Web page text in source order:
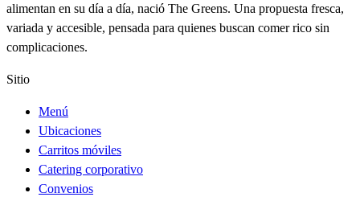
alimentan en su día a día, nació The Greens. Una propuesta fresca,
variada y accesible, pensada para quienes buscan comer rico sin
complicaciones.
Sitio
Menú
Ubicaciones
Carritos móviles
Catering corporativo
Convenios